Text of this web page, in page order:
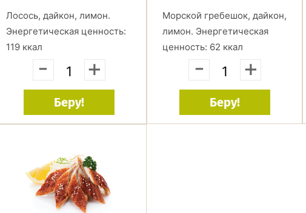
Лосось, дайкон, лимон.
Энергетическая ценность:
119 ккал
- +
Беру!
Морской гребешок, дайкон,
лимон. Энергетическая
ценность: 62 ккал
- +
Беру!